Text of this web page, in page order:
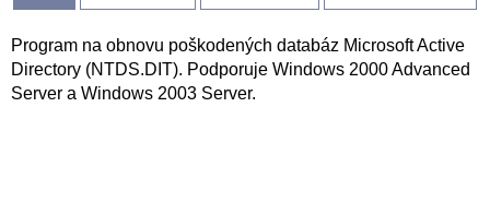
Program na obnovu poškodených databáz Microsoft Active
Directory (NTDS.DIT). Podporuje Windows 2000 Advanced
Server a Windows 2003 Server.